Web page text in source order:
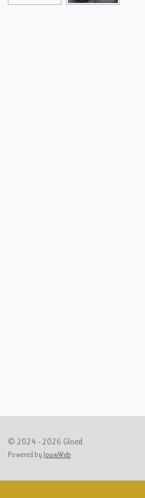
© 2024 - 2026 Gloed
Powered by JouwWeb